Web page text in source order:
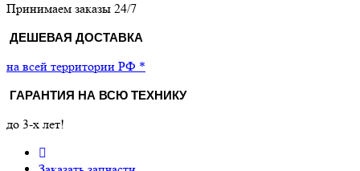
Принимаем заказы 24/7
ДЕШЕВАЯ ДОСТАВКА
на всей территории РФ *
ГАРАНТИЯ НА ВСЮ ТЕХНИКУ
до 3-х лет!